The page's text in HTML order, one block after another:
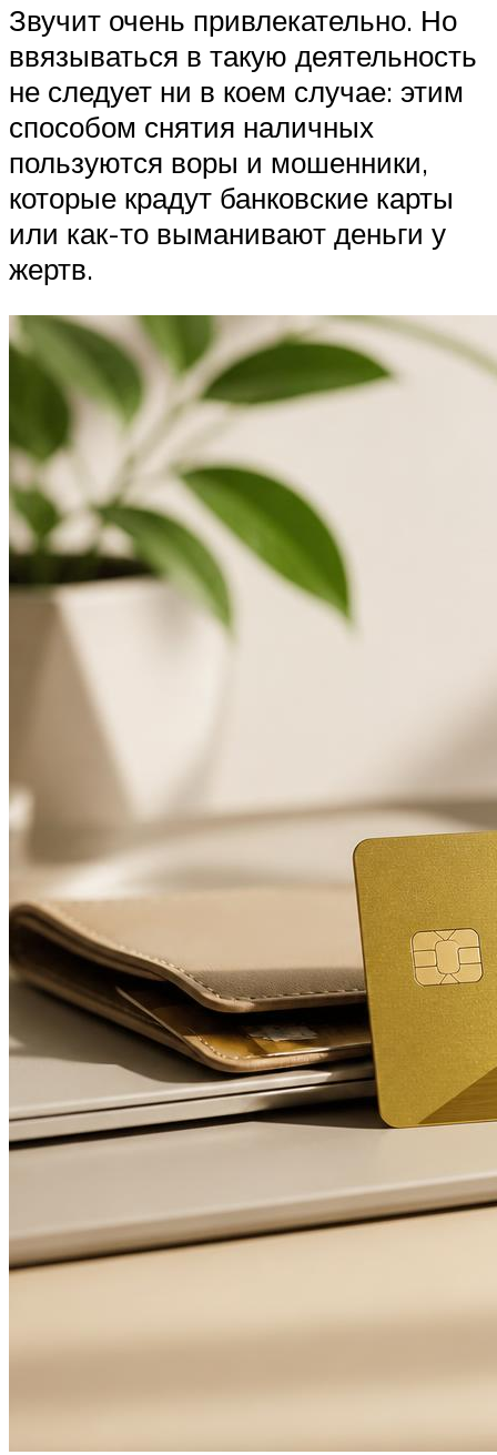
Звучит очень привлекательно. Но
ввязываться в такую деятельность
не следует ни в коем случае: этим
способом снятия наличных
пользуются воры и мошенники,
которые крадут банковские карты
или как-то выманивают деньги у
жертв.